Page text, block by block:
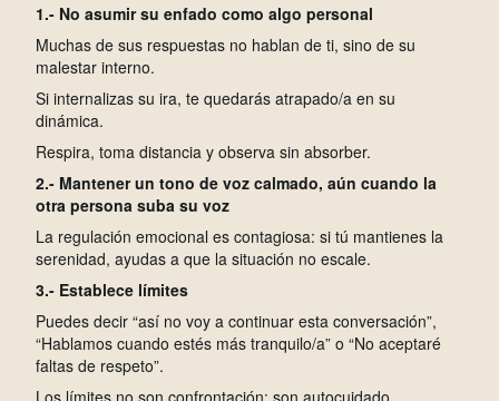
1.- No asumir su enfado como algo personal
Muchas de sus respuestas no hablan de ti, sino de su
malestar interno.
Si internalizas su ira, te quedarás atrapado/a en su
dinámica.
Respira, toma distancia y observa sin absorber.
2.- Mantener un tono de voz calmado, aún cuando la
otra persona suba su voz
La regulación emocional es contagiosa: si tú mantienes la
serenidad, ayudas a que la situación no escale.
3.- Establece límites
Puedes decir “así no voy a continuar esta conversación”,
“Hablamos cuando estés más tranquilo/a” o “No aceptaré
faltas de respeto”.